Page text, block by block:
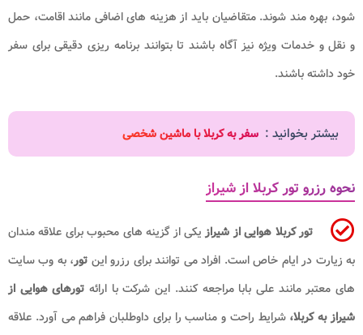
شود، بهره مند شوند. متقاضیان باید از هزینه های اضافی مانند اقامت، حمل
و نقل و خدمات ویژه نیز آگاه باشند تا بتوانند برنامه ریزی دقیقی برای سفر
خود داشته باشند.
بیشتر بخوانید : سفر به کربلا با ماشین شخصی
نحوه رزرو تور کربلا از شیراز
تور کربلا هوایی از شیرازیکی از گزینه های محبوب برای علاقه مندان
به زیارت در ایام خاص است. افراد می توانند برای رزرو این تور، به وب سایت
های معتبر مانند علی بابا مراجعه کنند. این شرکت با ارائهتورهای هوایی از
شیراز به کربلا، شرایط راحت و مناسب را برای داوطلبان فراهم می آورد. علاقه